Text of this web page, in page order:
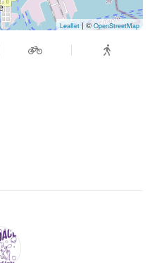
Leaflet| ©OpenStreetMap